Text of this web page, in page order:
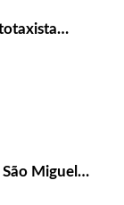
São Miguel…